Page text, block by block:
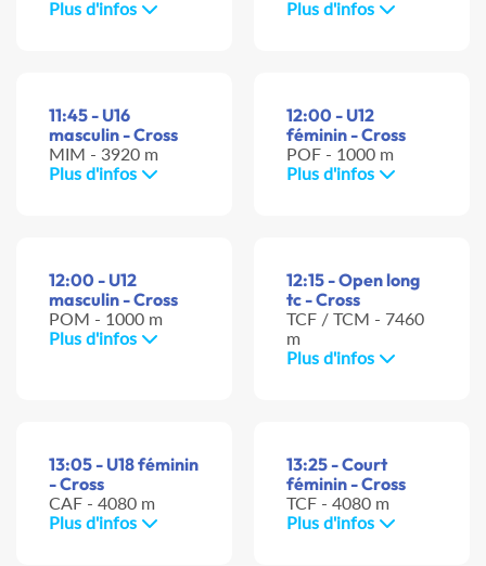
Plus d'infos Plus d'infos
11:45 - U16
masculin - Cross
MIM - 3920 m
Plus d'infos
12:00 - U12
féminin - Cross
POF - 1000 m
Plus d'infos
12:00 - U12
masculin - Cross
POM - 1000 m
Plus d'infos
12:15 - Open long
tc - Cross
TCF / TCM - 7460
m
Plus d'infos
13:05 - U18 féminin
- Cross
CAF - 4080 m
Plus d'infos
13:25 - Court
féminin - Cross
TCF - 4080 m
Plus d'infos